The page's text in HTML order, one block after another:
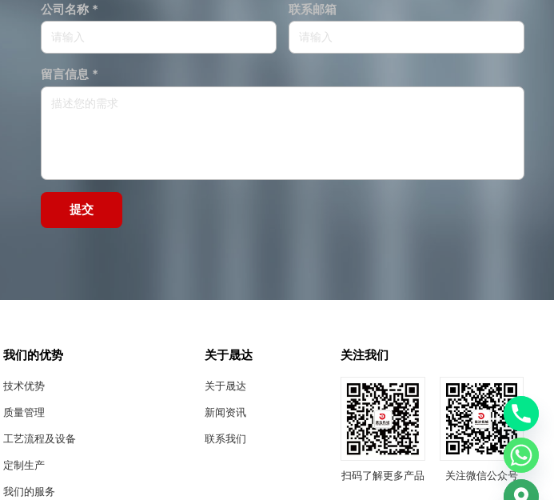
公司名称 * 联系邮箱
留言信息 *
提交
我们的优势
技术优势
质量管理
工艺流程及设备
定制生产
我们的服务
关于晟达
关于晟达
新闻资讯
联系我们
关注我们
扫码了解更多产品 关注微信公众号
chaty